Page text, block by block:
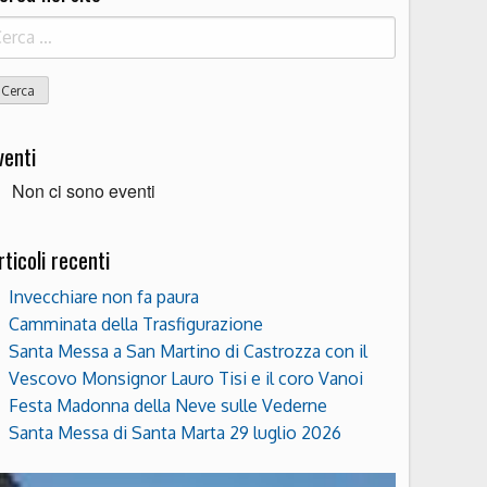
Non ci sono eventi
recenti
Invecchiare non fa paura
Camminata della Trasfigurazione
Santa Messa a San Martino di Castrozza con il
Vescovo Monsignor Lauro Tisi e il coro Vanoi
Festa Madonna della Neve sulle Vederne
Santa Messa di Santa Marta 29 luglio 2026